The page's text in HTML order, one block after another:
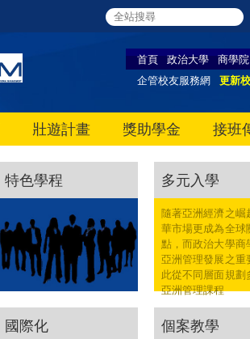
首頁 政治大學 商學院
企管校友服務網
更新
壯遊計畫 獎助學金 接班
特色學程 多元入學
隨著亞洲經濟之崛
華市場更成為全球
點，而政治大學商
亞洲管理發展之重
此從不同層面規劃
亞洲管理課程
國際化 個案教學